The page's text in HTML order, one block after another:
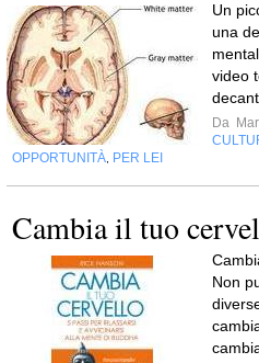
Un
una
video
Da
OPPORTUNITÀ, PER LEI
Cambia il tuo
Non